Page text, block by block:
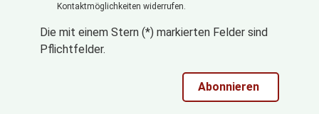
Kontaktmöglichkeiten widerrufen.
Die mit einem Stern (*) markierten Felder sind
Pflichtfelder.
Abonnieren